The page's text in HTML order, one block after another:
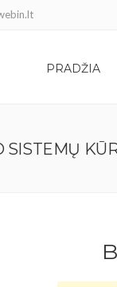
PRADŽIA
SISTEMŲ